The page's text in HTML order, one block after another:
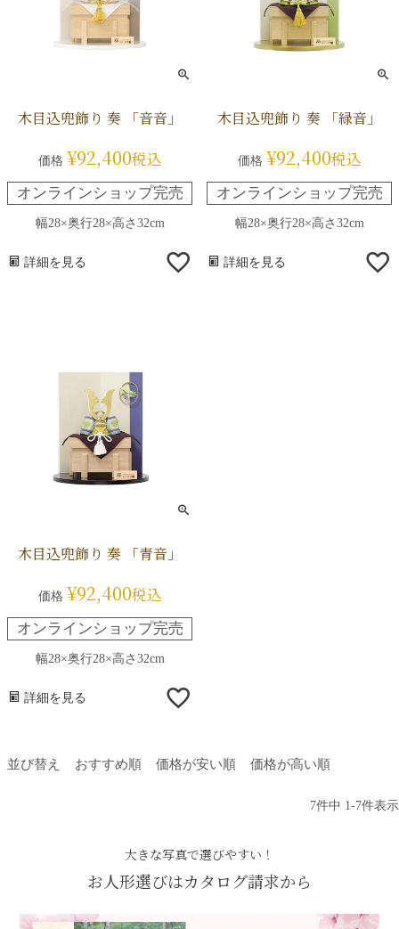
木目込兜飾り 奏 「音音」
価格 ¥92,400税込
オンラインショップ完売
幅28×奥行28×高さ32cm
詳細を見る
木目込兜飾り 奏 「緑音」
価格 ¥92,400税込
オンラインショップ完売
幅28×奥行28×高さ32cm
詳細を見る
木目込兜飾り 奏 「青音」
価格 ¥92,400税込
オンラインショップ完売
幅28×奥行28×高さ32cm
詳細を見る
並び替え おすすめ順 価格が安い順 価格が高い順
7件中 1 -7件表示
大きな写真で選びやすい！
お人形選びはカタログ請求から